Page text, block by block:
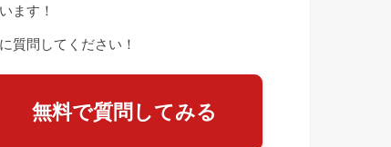
ます！
質問してください！
無料で質問してみる